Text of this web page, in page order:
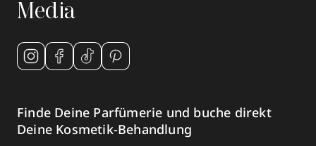
Media
Finde Deine Parfümerie und buche direkt
Deine Kosmetik-Behandlung